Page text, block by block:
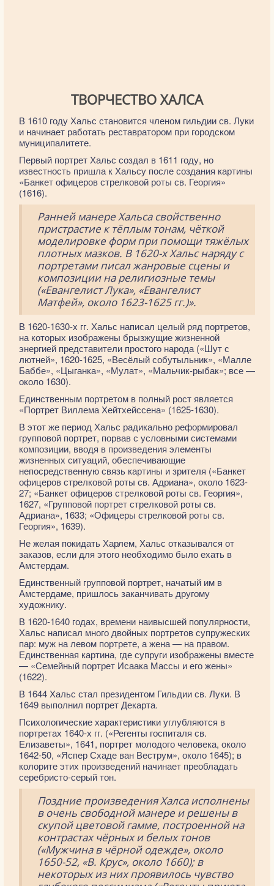
ТВОРЧЕСТВО ХАЛСА
В 1610 году Хальс становится членом гильдии св. Луки
и начинает работать реставратором при городском
муниципалитете.
Первый портрет Хальс создал в 1611 году, но
известность пришла к Хальсу после создания картины
«Банкет офицеров стрелковой роты св. Георгия»
(1616).
Ранней манере Хальса свойственно
пристрастие к тёплым тонам, чёткой
моделировке форм при помощи тяжёлых
плотных мазков. В 1620-х Хальс наряду с
портретами писал жанровые сцены и
композиции на религиозные темы
(«Евангелист Лука», «Евангелист
Матфей», около 1623-1625 гг.)».
В 1620-1630-х гг. Хальс написал целый ряд портретов,
на которых изображены брызжущие жизненной
энергией представители простого народа («Шут с
лютней», 1620-1625, «Весёлый собутыльник», «Малле
Баббе», «Цыганка», «Мулат», «Мальчик-рыбак»; все —
около 1630).
Единственным портретом в полный рост является
«Портрет Виллема Хейтхейссена» (1625-1630).
В этот же период Хальс радикально реформировал
групповой портрет, порвав с условными системами
композиции, вводя в произведения элементы
жизненных ситуаций, обеспечивающие
непосредственную связь картины и зрителя («Банкет
офицеров стрелковой роты св. Адриана», около 1623-
27; «Банкет офицеров стрелковой роты св. Георгия»,
1627, «Групповой портрет стрелковой роты св.
Адриана», 1633; «Офицеры стрелковой роты св.
Георгия», 1639).
Не желая покидать Харлем, Хальс отказывался от
заказов, если для этого необходимо было ехать в
Амстердам.
Единственный групповой портрет, начатый им в
Амстердаме, пришлось заканчивать другому
художнику.
В 1620-1640 годах, времени наивысшей популярности,
Хальс написал много двойных портретов супружеских
пар: муж на левом портрете, а жена — на правом.
Единственная картина, где супруги изображены вместе
— «Семейный портрет Исаака Массы и его жены»
(1622).
В 1644 Хальс стал президентом Гильдии св. Луки. В
1649 выполнил портрет Декарта.
Психологические характеристики углубляются в
портретах 1640-х гг. («Регенты госпиталя св.
Елизаветы», 1641, портрет молодого человека, около
1642-50, «Яспер Схаде ван Веструм», около 1645); в
колорите этих произведений начинает преобладать
серебристо-серый тон.
Поздние произведения Халса исполнены
в очень свободной манере и решены в
скупой цветовой гамме, построенной на
контрастах чёрных и белых тонов
(«Мужчина в чёрной одежде», около
1650-52, «В. Крус», около 1660); в
некоторых из них проявилось чувство